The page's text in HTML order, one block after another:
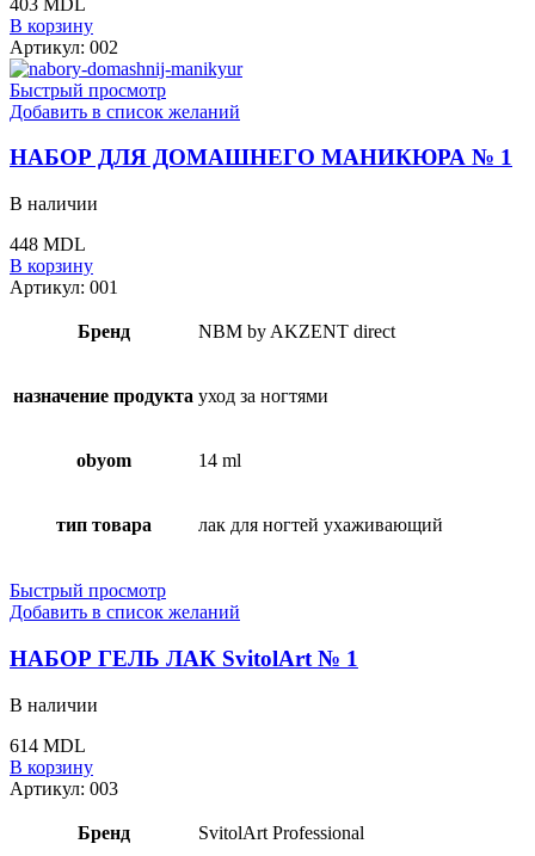
В корзину
Артикул: 002
Быстрый просмотр
Добавить в список желаний
НАБОР ДЛЯ ДОМАШНЕГО МАНИКЮРА № 1
В наличии
448 MDL
В корзину
Артикул: 001
Бренд NBM by AKZENT direct
назначение продукта уход за ногтями
obyom 14 ml
тип товара лак для ногтей ухаживающий
Быстрый просмотр
Добавить в список желаний
НАБОР ГЕЛЬ ЛАК SvitolArt № 1
В наличии
614 MDL
В корзину
Артикул: 003
Бренд SvitolArt Professional